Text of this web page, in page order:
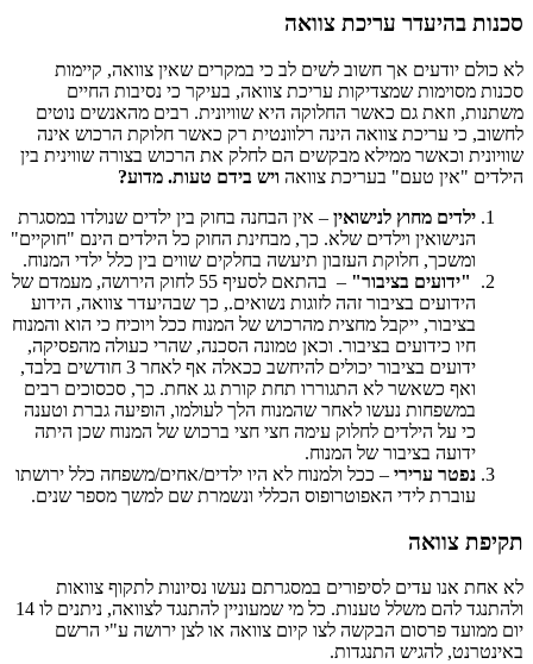
סכנות בהיעדר עריכת צוואה
לא כולם יודעים אך חשוב לשים לב כי במקרים שאין צוואה, קיימות
סכנות מסוימות שמצדיקות עריכת צוואה, בעיקר כי נסיבות החיים
משתנות, וזאת גם כאשר החלוקה היא שוויונית. רבים מהאנשים נוטים
לחשוב, כי עריכת צוואה הינה רלוונטית רק כאשר חלוקת הרכוש אינה
שוויונית וכאשר ממילא מבקשים הם לחלק את הרכוש בצורה שווינית בין
הילדים "אין טעם" בעריכת צוואה ויש בידם טעות. מדוע?
ילדים מחוץ לנישואין – אין הבחנה בחוק בין ילדים שנולדו במסגרת
הנישואין וילדים שלא. כך, מבחינת החוק כל הילדים הינם "חוקיים"
ומשכך, חלוקת העזבון תיעשה בחלקים שווים בין כלל ילדי המנוח.
"ידועים בציבור"
– בהתאם לסעיף 55 לחוק הירושה, מעמדם של
הידועים בציבור זהה לזוגות נשואים., כך שבהיעדר צוואה, הידוע
בציבור, ייקבל מחצית מהרכוש של המנוח ככל ויוכיח כי הוא והמנוח
חיו כידועים בציבור. וכאן טמונה הסכנה, שהרי כעולה מהפסיקה,
ידועים בציבור יכולים להיחשב ככאלה אף לאחר 3 חודשים בלבד,
ואף כשאשר לא התגוררו תחת קורת גג אחת. כך, סכסוכים רבים
במשפחות נעשו לאחר שהמנוח הלך לעולמו, הופיעה גברת וטענה
כי על הילדים לחלוק עימה חצי חצי ברכוש של המנוח שכן היתה
ידועה בציבור של המנוח.
נפטר ערירי – ככל ולמנוח לא היו ילדים/אחים/משפחה כלל ירושתו
עוברת לידי האפוטרופוס הכללי ונשמרת שם למשך מספר שנים.
תקיפת צוואה
לא אחת אנו עדים לסיפורים במסגרתם נעשו נסיונות לתקוף צוואות
ולהתנגד להם משלל טענות. כל מי שמעוניין להתנגד לצוואה, ניתנים לו 14
יום ממועד פרסום הבקשה לצו קיום צוואה או לצן ירושה ע"י הרשם
באינטרנט, להגיש התנגדות.